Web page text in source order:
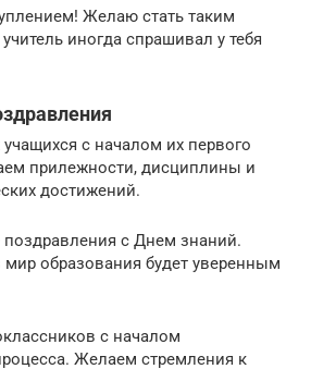
Желаю стать таким
иногда спрашивал у тебя
с началом их первого
прилежности, дисциплины и
достижений.
с Днем знаний.
образования будет уверенным
с началом
Желаем стремления к